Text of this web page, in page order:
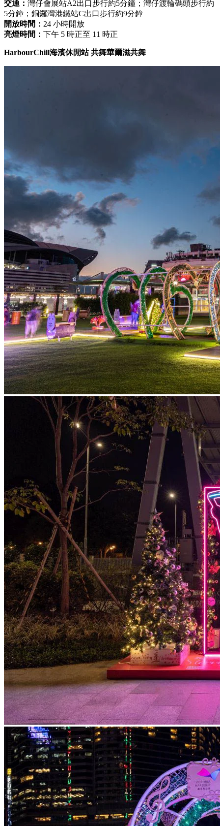
交通： 灣仔會展站A2出口步行約5分鐘；灣仔渡輪碼頭步行約
5分鐘；銅鑼灣港鐵站C出口步行約9分鐘
開放時間： 24 小時開放
亮燈時間： 下午 5 時正至 11 時正
HarbourChill海濱休閒站 共舞華爾滋共舞